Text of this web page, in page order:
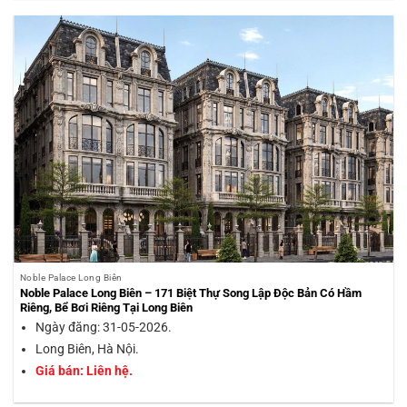
Noble Palace Long Biên
Noble Palace Long Biên – 171 Biệt Thự Song Lập Độc Bản Có Hầm
Riêng, Bể Bơi Riêng Tại Long Biên
Ngày đăng: 31-05-2026.
Long Biên, Hà Nội.
Giá bán: Liên hệ.